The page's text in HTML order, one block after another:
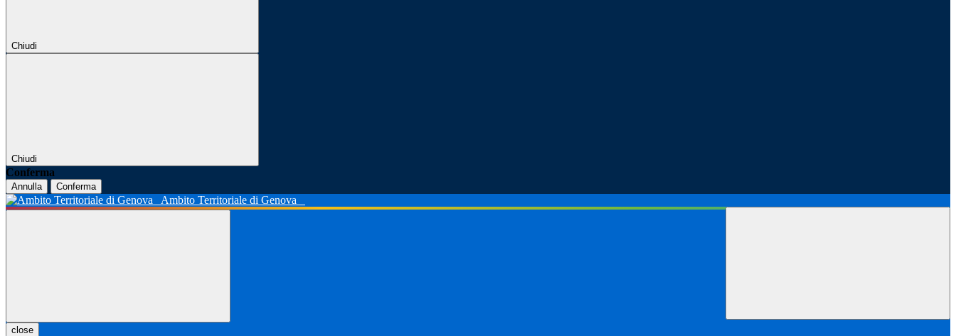
Chiudi
Chiudi
Conferma
Annulla Conferma
Ambito Territoriale di Genova
close